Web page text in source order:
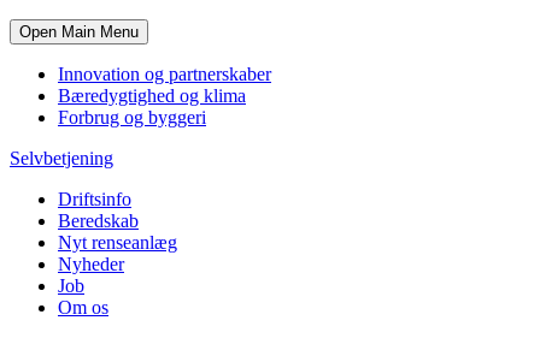
Open Main Menu
Innovation og partnerskaber
Bæredygtighed og klima
Forbrug og byggeri
Selvbetjening
Driftsinfo
Beredskab
Nyt renseanlæg
Nyheder
Job
Om os